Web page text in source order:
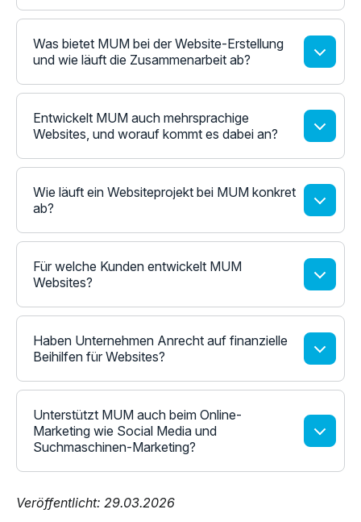
Was bietet MUM bei der Website-Erstellung
und wie läuft die Zusammenarbeit ab?
Entwickelt MUM auch mehrsprachige
Websites, und worauf kommt es dabei an?
Wie läuft ein Websiteprojekt bei MUM konkret
ab?
Für welche Kunden entwickelt MUM
Websites?
Haben Unternehmen Anrecht auf finanzielle
Beihilfen für Websites?
Unterstützt MUM auch beim Online-
Marketing wie Social Media und
Suchmaschinen-Marketing?
Veröffentlicht: 29.03.2026